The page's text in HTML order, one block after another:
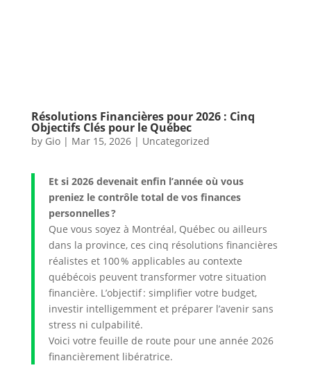
Résolutions Financières pour 2026 : Cinq
Objectifs Clés pour le Québec
by Gio| Mar 15, 2026| Uncategorized
Et si 2026 devenait enfin l’année où vous
preniez le contrôle total de vos finances
personnelles ?
Que vous soyez à Montréal, Québec ou ailleurs
dans la province, ces cinq résolutions financières
réalistes et 100 % applicables au contexte
québécois peuvent transformer votre situation
financière. L’objectif : simplifier votre budget,
investir intelligemment et préparer l’avenir sans
stress ni culpabilité.
Voici votre feuille de route pour une année 2026
financièrement libératrice.